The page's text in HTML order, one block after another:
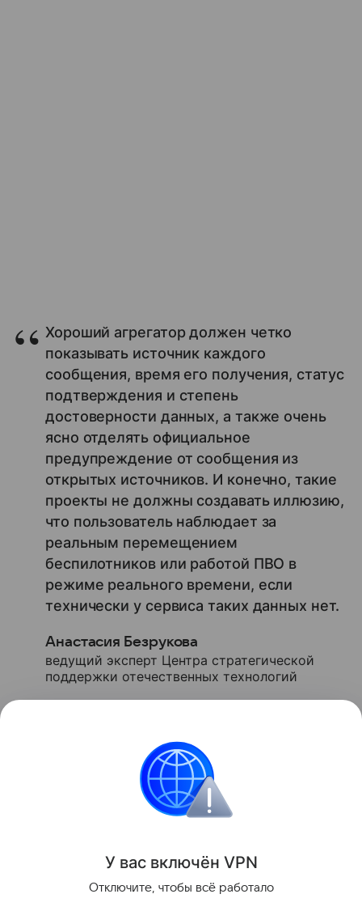
Хороший агрегатор должен четко
показывать источник каждого
сообщения, время его получения, статус
подтверждения и степень
достоверности данных, а также очень
ясно отделять официальное
предупреждение от сообщения из
открытых источников. И конечно, такие
проекты не должны создавать иллюзию,
что пользователь наблюдает за
реальным перемещением
беспилотников или работой ПВО в
режиме реального времени, если
технически у сервиса таких данных нет.
Анастасия Безрукова
ведущий эксперт Центра стратегической
поддержки отечественных технологий
наживаются на теме бензина.
БПЛА
Поделиться
У вас включён VPN
Отключите, чтобы всё работало